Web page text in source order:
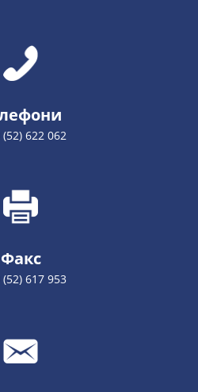
622 062
Факс
(52) 617 953